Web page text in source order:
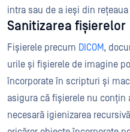
intra sau de a ieși din rețeaua
Sanitizarea fișierelor
Fișierele precum DICOM,
urile și fișierele de imagine
încorporate în scripturi și
asigura că fișierele nu conțin
necesară igienizarea